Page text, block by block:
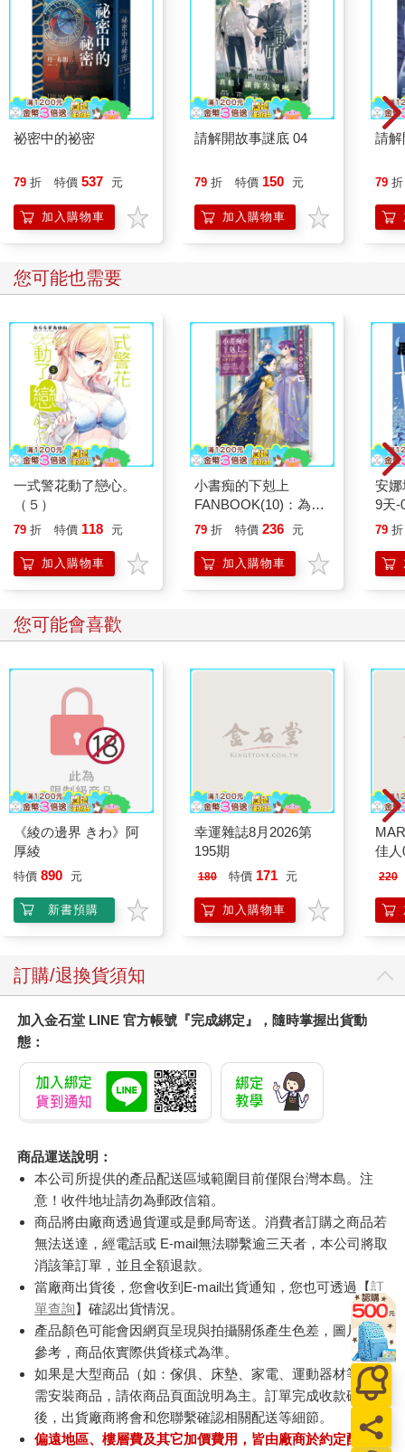
祕密中的祕密
79 折 特價 537 元
加入購物車
請解開故事謎底 04
79 折 特價 150 元
加入購物車
請解
79 折
您可能也需要
一式警花動了戀心。
（５）
79 折 特價 118 元
加入購物車
小書痴的下剋上
FANBOOK(10)：為了
成為圖書管理員不擇手
79 折 特價 236 元
加入購物車
安
9天-
79 折
您可能會喜歡
《綾の邊界 きわ》阿
厚綾
特價 890 元
新書預購
幸運雜誌8月2026第
195期
180 特價 171 元
加入購物車
佳人
220
訂購/退換貨須知
加入金石堂 LINE 官方帳號『完成綁定』，隨時掌握出貨動
態：
商品運送說明：
本公司所提供的產品配送區域範圍目前僅限台灣本島。注
意！收件地址請勿為郵政信箱。
商品將由廠商透過貨運或是郵局寄送。消費者訂購之商品若
無法送達，經電話或 E-mail無法聯繫逾三天者，本公司將取
消該筆訂單，並且全額退款。
當廠商出貨後，您會收到E-mail出貨通知，您也可透過【訂
單查詢】確認出貨情況。
產品顏色可能會因網頁呈現與拍攝關係產生色差，圖片僅供
參考，商品依實際供貨樣式為準。
如果是大型商品（如：傢俱、床墊、家電、運動器材等）及
需安裝商品，請依商品頁面說明為主。訂單完成收款確認
後，出貨廠商將會和您聯繫確認相關配送等細節。
偏遠地區、樓層費及其它加價費用，皆由廠商於約定配送時